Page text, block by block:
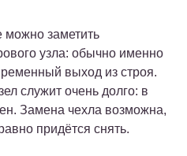
можно заметить
узла: обычно именно
выход из строя.
служит очень долго: в
Замена чехла возможна,
придётся снять.